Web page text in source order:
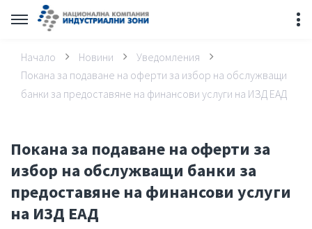
Начало Новини
Уведомления
Покана за подаване на оферти за избор на обслужващи
банки за предоставяне на финансови услуги на ИЗД ЕАД
Покана за подаване на оферти за
избор на обслужващи банки за
предоставяне на финансови услуги
на ИЗД ЕАД